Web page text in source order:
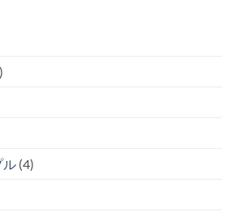
ル (4)